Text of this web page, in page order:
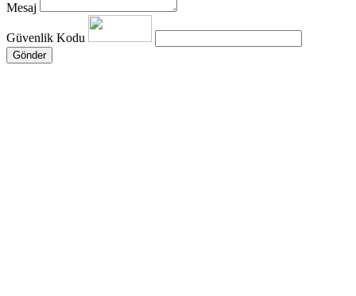
Mesaj
Güvenlik Kodu
Gönder